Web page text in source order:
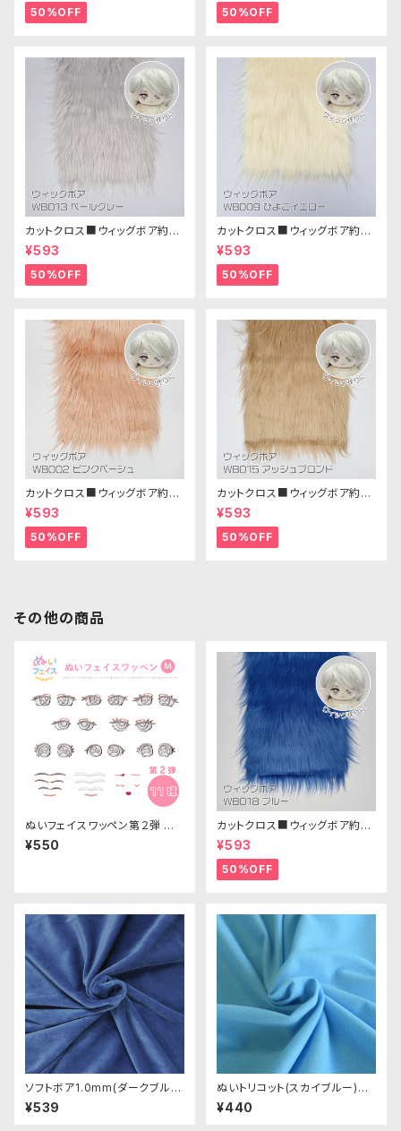
50%OFF
50%OFF
カットクロス■ウィッグボア約8c
m(ペールグレー)WB013 ボア
生地 25cm × 45cm
¥593
50%OFF
カットクロス■ウィッグボア約8c
m(ひよこイエロー)WB009ボア
生地 25cm × 45cm
¥593
50%OFF
カットクロス■ウィッグボア約8c
m(ピンクベージュ)WB002ボア
生地 25cm × 45cm
¥593
50%OFF
カットクロス■ウィッグボア約8c
m(アッシュブロンド)WB015 ボ
ア生地 25cm × 45cm
¥593
50%OFF
その他の商品
ぬいフェイスワッペン第２弾 M
サイズ 各種｜清原株式会社
¥550
カットクロス■ウィッグボア約8c
m(ブルー)WB018 ボア生地 25
cm × 45cm
¥593
50%OFF
ソフトボア1.0mm(ダークブル
ー) SSB120 ぬいぐるみ用短毛
ボア生地 20cm
¥539
ぬいトリコット(スカイブルー)NL
030 ぬいぐるみ用薄手パイル生
地 20cm
¥440